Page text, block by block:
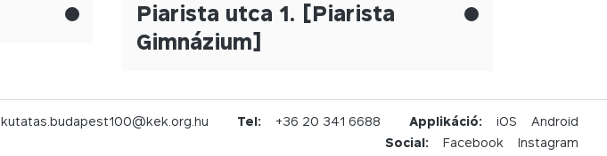
Piarista utca 1. [Piarista
Gimnázium]
kutatas.budapest100@kek.org.hu Tel: +36 20 341 6688 Applikáció: iOS
Android
Social:
Facebook Instagram